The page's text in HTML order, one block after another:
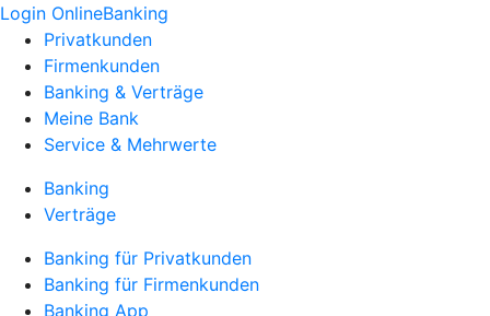
Login OnlineBanking
Privatkunden
Firmenkunden
Banking & Verträge
Meine Bank
Service & Mehrwerte
Banking
Verträge
Banking für Privatkunden
Banking für Firmenkunden
Banking App